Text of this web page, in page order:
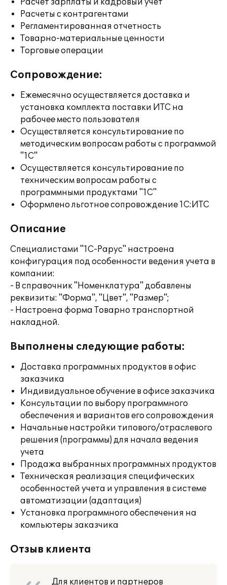
Расчет зарплаты и кадровый учет
Расчеты с контрагентами
Регламентированная отчетность
Товарно-материальные ценности
Торговые операции
Сопровождение:
Ежемесячно осуществляется доставка и
установка комплекта поставки ИТС на
рабочее место пользователя
Осуществляется консультирование по
методическим вопросам работы с программой
"1С"
Осуществляется консультирование по
техническим вопросам работы с
программными продуктами "1С"
Оформлено льготное сопровождение 1С:ИТС
Описание
Специалистами "1С-Рарус" настроена
конфигурация под особенности ведения учета в
компании:
- В справочник "Номенклатура" добавлены
реквизиты: "Форма", "Цвет", "Размер";
- Настроена форма Товарно транспортной
накладной.
Выполнены следующие работы:
Доставка программных продуктов в офис
заказчика
Индивидуальное обучение в офисе заказчика
Консультации по выбору программного
обеспечения и вариантов его сопровождения
Начальные настройки типового/отраслевого
решения (программы) для начала ведения
учета
Продажа выбранных программных продуктов
Техническая реализация специфических
особенностей учета и управления в системе
автоматизации (адаптация)
Установка программного обеспечения на
компьютеры заказчика
Отзыв клиента
Для клиентов и партнеров